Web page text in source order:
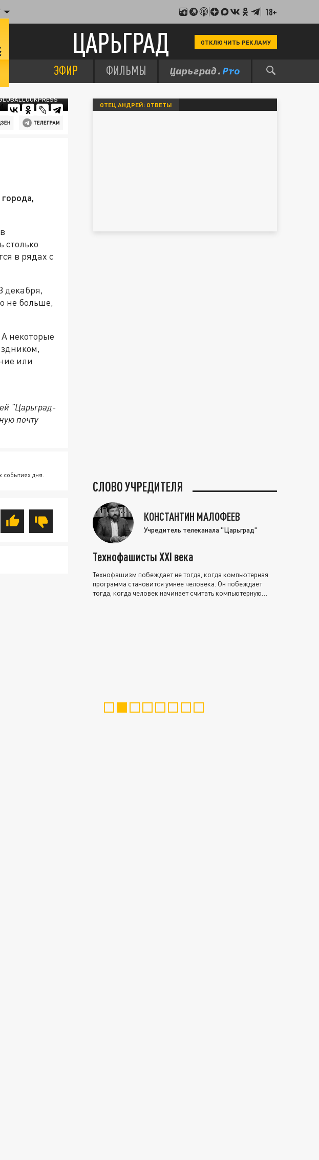
18+
ЦАРЬГРАД ОТКЛЮЧИТЬ РЕКЛАМУ
ЭФИР ФИЛЬМЫ
столько
в рядах с
декабря,
не больше,
некоторые
или
"Царьград-
почту
событиях дня.
ОТЕЦ АНДРЕЙ: ОТВЕТЫ
СЛОВО УЧРЕДИТЕЛЯ
КОНСТАНТИН МАЛОФЕЕВ
Учредитель телеканала "Царьград"
Технофашисты XXI века
Технофашизм побеждает не тогда, когда компьютерная
программа становится умнее человека. Он побеждает
тогда, когда человек начинает считать компьютерную